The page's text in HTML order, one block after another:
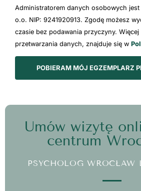
Administratorem danych osobowych
o.o. NIP: 9241920913. Zgodę możesz
czasie bez podawania przyczyny.
przetwarzania danych, znajduje się w
POBIERAM MÓJ EGZEMPLARZ
Umów wizytę
centrum
PSYCHOLOG